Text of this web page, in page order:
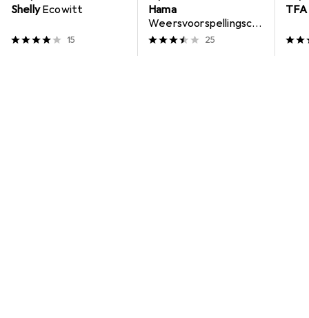
Shelly Ecowitt
15
Hama
Weersvoorspellingsce
ntrum Meteotime
25
TFA